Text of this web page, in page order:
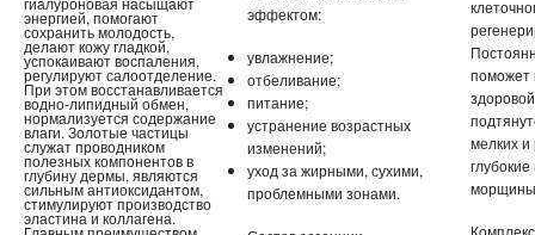
энергией, помогают
сохранить молодость,
делают кожу гладкой,
успокаивают воспаления,
регулируют салоотделение.
При этом восстанавливается
водно-липидный обмен,
нормализуется содержание
влаги. Золотые частицы
служат проводником
полезных компонентов в
глубину дермы, являются
сильным антиоксидантом,
стимулируют производство
эластина и коллагена.
эффектом:
увлажнение;
отбеливание;
питание;
устранение возрастных
изменений;
уход за жирными, сухими,
проблемными зонами.
поможет
мелких и